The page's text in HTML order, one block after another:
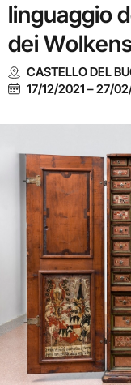
linguaggio
dei
CASTELLO DEL
17/12/2021 –27/